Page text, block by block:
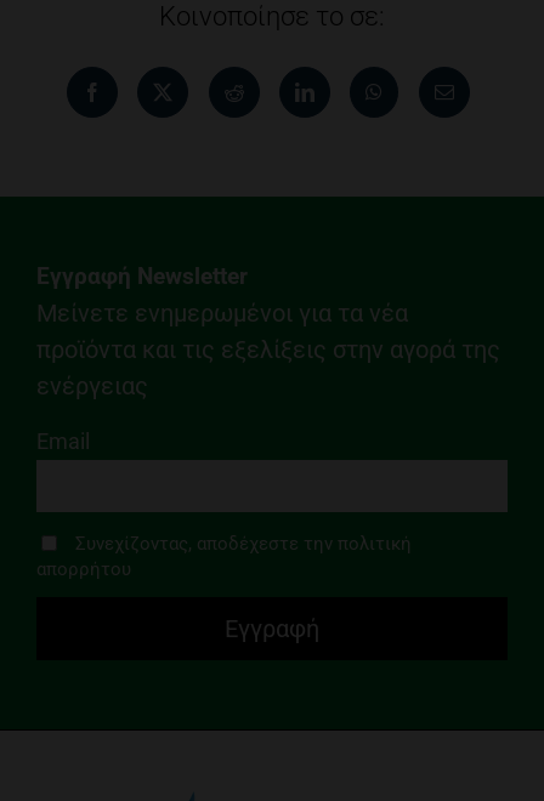
Κοινοποίησε το σε:
Εγγραφή Newsletter
Μείνετε ενημερωμένοι για τα νέα
προϊόντα και τις εξελίξεις στην αγορά της
ενέργειας
Email
Συνεχίζοντας, αποδέχεστε την πολιτική
απορρήτου